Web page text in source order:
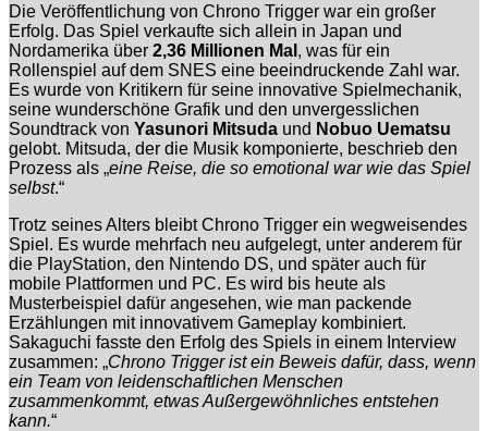
Die Veröffentlichung von Chrono Trigger war ein großer
Erfolg. Das Spiel verkaufte sich allein in Japan und
Nordamerika über 2,36 Millionen Mal , was für ein
Rollenspiel auf dem SNES eine beeindruckende Zahl war.
Es wurde von Kritikern für seine innovative Spielmechanik,
seine wunderschöne Grafik und den unvergesslichen
Soundtrack von Yasunori Mitsuda und Nobuo Uematsu
gelobt. Mitsuda, der die Musik komponierte, beschrieb den
Prozess als „eine Reise, die so emotional war wie das Spiel
selbst.“
Trotz seines Alters bleibt Chrono Trigger ein wegweisendes
Spiel. Es wurde mehrfach neu aufgelegt, unter anderem für
die PlayStation, den Nintendo DS, und später auch für
mobile Plattformen und PC. Es wird bis heute als
Musterbeispiel dafür angesehen, wie man packende
Erzählungen mit innovativem Gameplay kombiniert.
Sakaguchi fasste den Erfolg des Spiels in einem Interview
zusammen: „Chrono Trigger ist ein Beweis dafür, dass, wenn
ein Team von leidenschaftlichen Menschen
zusammenkommt, etwas Außergewöhnliches entstehen
kann.“